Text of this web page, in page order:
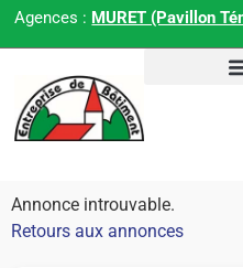
Agences : MURET (Pavillon
Annonce introuvable.
Retours aux annonces